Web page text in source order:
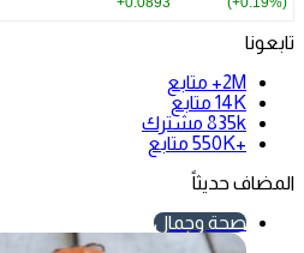
تابعونا
2M+
متابع
14K متابع
835k مشترك
+550K
متابع
المضاف حديثاً
صحة وجمال